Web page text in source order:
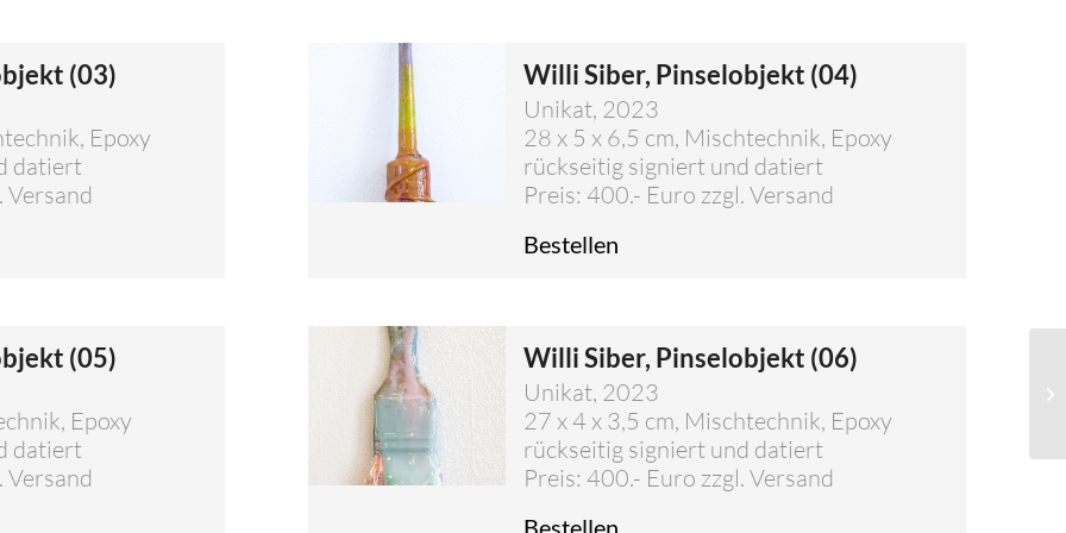
(03)
Epoxy
datiert
Versand
Willi Siber, Pinselobjekt (04)
Unikat, 2023
28 x 5 x 6,5 cm, Mischtechnik, Epoxy
rückseitig signiert und datiert
Preis: 400.- Euro zzgl. Versand
Bestellen
(05)
Epoxy
datiert
Versand
Willi Siber, Pinselobjekt (06)
Unikat, 2023
27 x 4 x 3,5 cm, Mischtechnik, Epoxy
rückseitig signiert und datiert
Preis: 400.- Euro zzgl. Versand
Bestellen